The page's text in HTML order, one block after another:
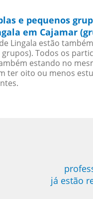
e pequenos
em Cajamar
Lingala estão
Todos os
estando no
ter oito ou menos
já estão